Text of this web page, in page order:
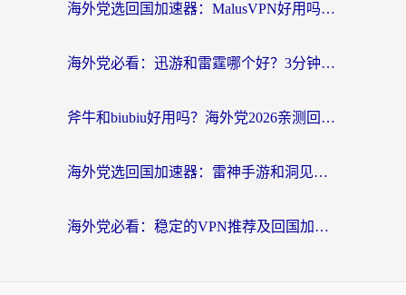
海外党选回国加速器：MalusVPN好用吗？和快帆VPN哪个好？附真实对比与避坑指南
海外党必看：迅游和雷霆哪个好？3分钟教你选对回国加速器，无缝刷国内剧玩手游
斧牛和biubiu好用吗？海外党2026亲测回国加速器指南，附番茄加速器深度体验
海外党选回国加速器：雷神手游和洞见哪个好？附iPhone免费VPN推荐及ChickCNUfunR实测
海外党必看：稳定的VPN推荐及回国加速器选择全攻略——告别地域限制，轻松刷国内资源